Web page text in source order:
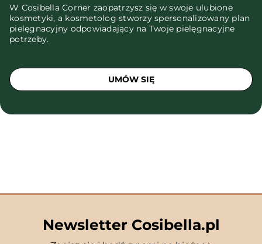
W Cosibella Corner zaopatrzysz się w swoje ulubione
kosmetyki, a kosmetolog stworzy spersonalizowany plan
pielęgnacyjny odpowiadający na Twoje pielęgnacyjne
potrzeby.
UMÓW SIĘ
Newsletter Cosibella.pl